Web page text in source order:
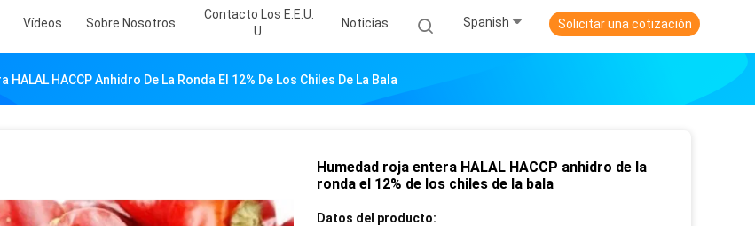
Vídeos Sobre Nosotros
Contacto Los E.E.U.
U.
Noticias Spanish Solicitar una cotización
HALAL HACCP Anhidro De La Ronda El 12% De Los Chiles De La Bala
Humedad roja entera HALAL HACCP anhidro de la
ronda el 12% de los chiles de la bala
Datos del producto: